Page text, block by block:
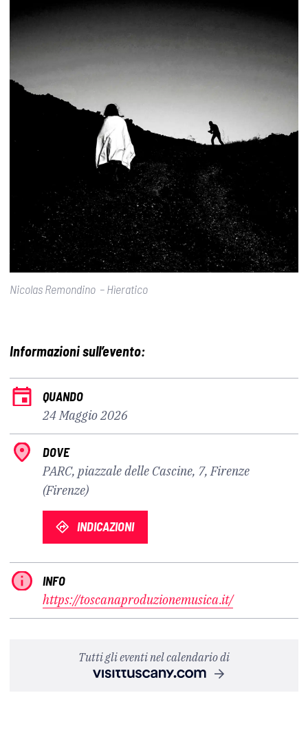
Nicolas Remondino – Hìeratico
Informazioni sull’evento:
QUANDO
24 Maggio 2026
DOVE
PARC, piazzale delle Cascine, 7, Firenze
(Firenze)
INDICAZIONI
INFO
https://toscanaproduzionemusica.it/
Tutti gli eventi nel calendario di